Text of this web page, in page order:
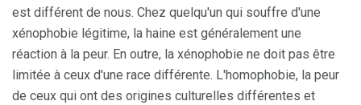
est différent de nous. Chez quelqu'un qui souffre d'une
xénophobie légitime, la haine est généralement une
réaction à la peur. En outre, la xénophobie ne doit pas être
limitée à ceux d'une race différente. L'homophobie, la peur
de ceux qui ont des origines culturelles différentes et